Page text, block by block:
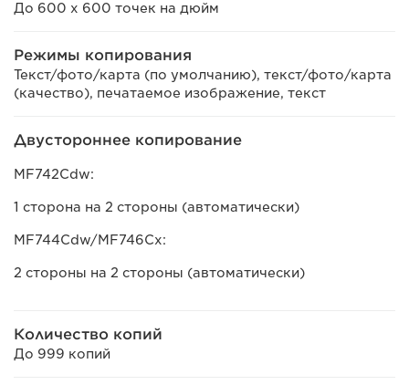
До 600 x 600 точек на дюйм
Режимы копирования
Текст/фото/карта (по умолчанию), текст/фото/карта
(качество), печатаемое изображение, текст
Двустороннее копирование
MF742Cdw:
1 сторона на 2 стороны (автоматически)
MF744Cdw/MF746Cx:
2 стороны на 2 стороны (автоматически)
Количество копий
До 999 копий